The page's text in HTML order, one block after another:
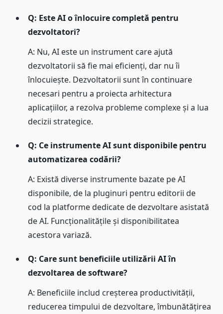
Q: Este AI o înlocuire completă pentru
dezvoltatori?
A: Nu, AI este un instrument care ajută
dezvoltatorii să fie mai eficienți, dar nu îi
înlocuiește. Dezvoltatorii sunt în continuare
necesari pentru a proiecta arhitectura
aplicațiilor, a rezolva probleme complexe și a lua
decizii strategice.
Q: Ce instrumente AI sunt disponibile pentru
automatizarea codării?
A: Există diverse instrumente bazate pe AI
disponibile, de la pluginuri pentru editorii de
cod la platforme dedicate de dezvoltare asistată
de AI. Funcționalitățile și disponibilitatea
acestora variază.
Q: Care sunt beneficiile utilizării AI în
dezvoltarea de software?
A: Beneficiile includ creșterea productivității,
reducerea timpului de dezvoltare, îmbunătățirea